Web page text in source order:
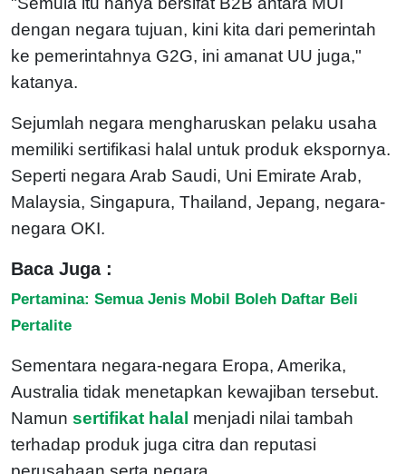
dengan negara tujuan, kini kita dari pemerintah
ke pemerintahnya G2G, ini amanat UU juga,"
katanya.
Sejumlah negara mengharuskan pelaku usaha
memiliki sertifikasi halal untuk produk ekspornya.
Seperti negara Arab Saudi, Uni Emirate Arab,
Malaysia, Singapura, Thailand, Jepang, negara-
negara OKI.
Baca Juga :
Pertamina: Semua Jenis Mobil Boleh Daftar Beli
Pertalite
Sementara negara-negara Eropa, Amerika,
Australia tidak menetapkan kewajiban tersebut.
Namun sertifikat halal menjadi nilai tambah
terhadap produk juga citra dan reputasi